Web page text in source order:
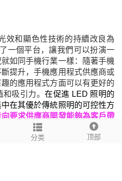
效和顯色性技術的持續改 良為
一個平台，讓我們可以扮演一
如同手機行業一樣：隨著手機
提升，手機應用程式供應商或
的應用程式方面可以有更好的
和吸引力。在促進 LED 照明的
在其優於傳統照明的可控性方
要求供應商開發能夠為客戶帶
產品
就好像其他科技產品一
推動 LED 照明
。
分类 顶部